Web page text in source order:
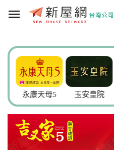
永康天母5 玉安皇院